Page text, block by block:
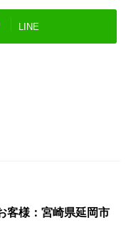
LINE
客様：宮崎県延岡市